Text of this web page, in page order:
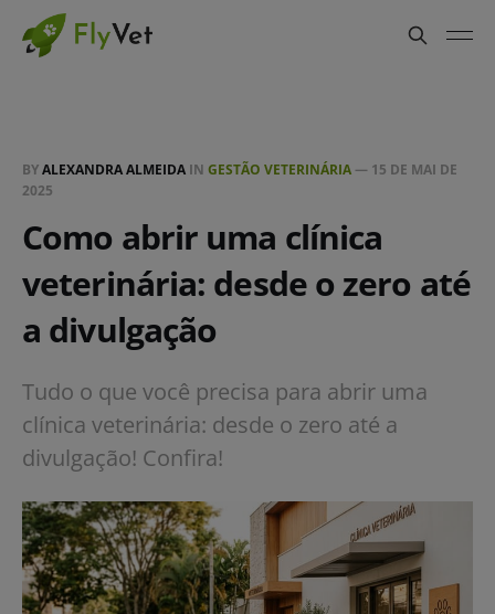
BYALEXANDRA ALMEIDA IN GESTÃO VETERINÁRIA — 15 DE MAI DE
2025
Como abrir uma clínica
veterinária: desde o zero até
a divulgação
Tudo o que você precisa para abrir uma
clínica veterinária: desde o zero até a
divulgação! Confira!